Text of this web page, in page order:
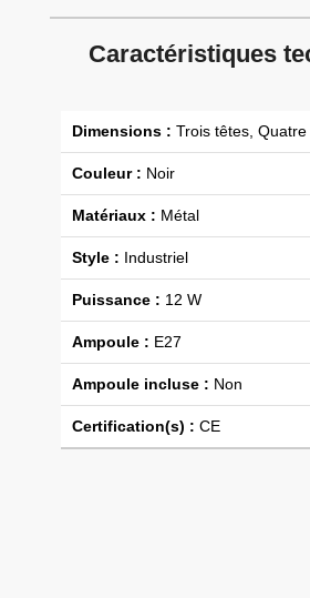
Caractéristiques
Dimensions : Trois têtes,
Couleur : Noir
Matériaux : Métal
Style : Industriel
Puissance : 12 W
Ampoule : E27
Ampoule incluse : Non
Certification(s) : CE